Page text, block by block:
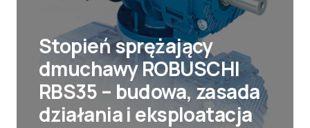
Stopień sprężający
dmuchawy ROBUSCHI
RBS35 – budowa, zasada
działania i eksploatacja